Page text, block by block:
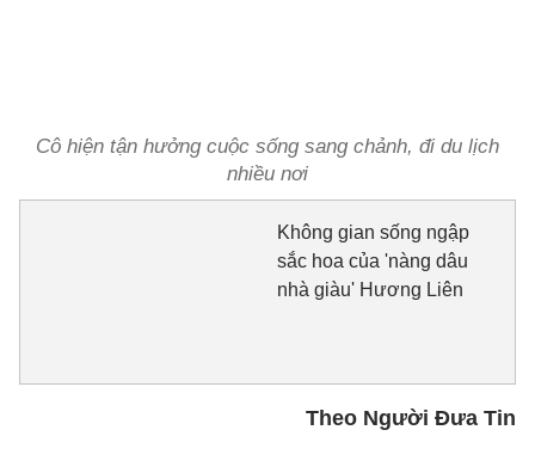
Cô hiện tận hưởng cuộc sống sang chảnh, đi du lịch
nhiều nơi
Không gian sống ngập
sắc hoa của 'nàng dâu
nhà giàu' Hương Liên
Theo Người Đưa Tin